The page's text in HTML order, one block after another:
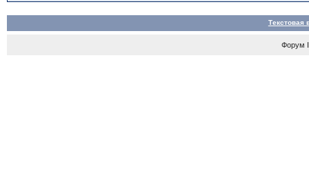
Текстовая
Форум